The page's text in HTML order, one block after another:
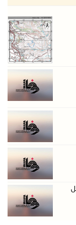
...